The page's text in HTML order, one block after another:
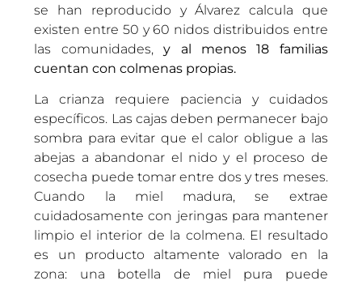
se han reproducido y Álvarez calcula que
existen entre 50 y 60 nidos distribuidos entre
las comunidades,y al menos 18 familias
cuentan con colmenas propias.
La crianza requiere paciencia y cuidados
específicos. Las cajas deben permanecer bajo
sombra para evitar que el calor obligue a las
abejas a abandonar el nido y el proceso de
cosecha puede tomar entre dos y tres meses.
Cuando la miel madura, se extrae
cuidadosamente con jeringas para mantener
limpio el interior de la colmena. El resultado
es un producto altamente valorado en la
zona: una botella de miel pura puede